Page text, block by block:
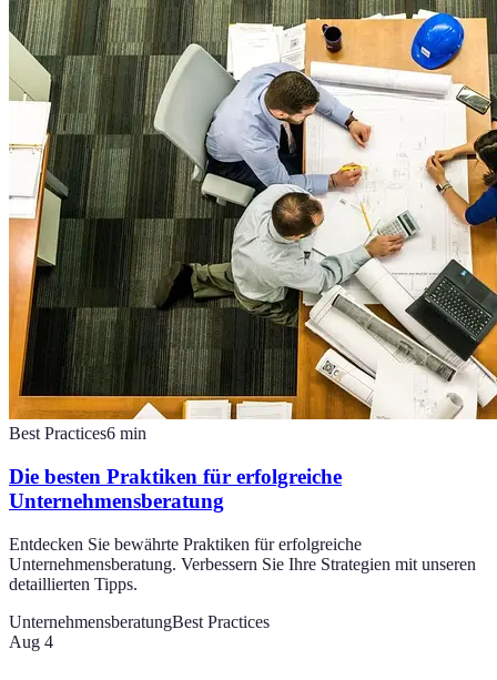
Best Practices6 min
Die besten Praktiken für erfolgreiche
Unternehmensberatung
Entdecken Sie bewährte Praktiken für erfolgreiche
Unternehmensberatung. Verbessern Sie Ihre Strategien mit unseren
detaillierten Tipps.
UnternehmensberatungBest Practices
Aug 4